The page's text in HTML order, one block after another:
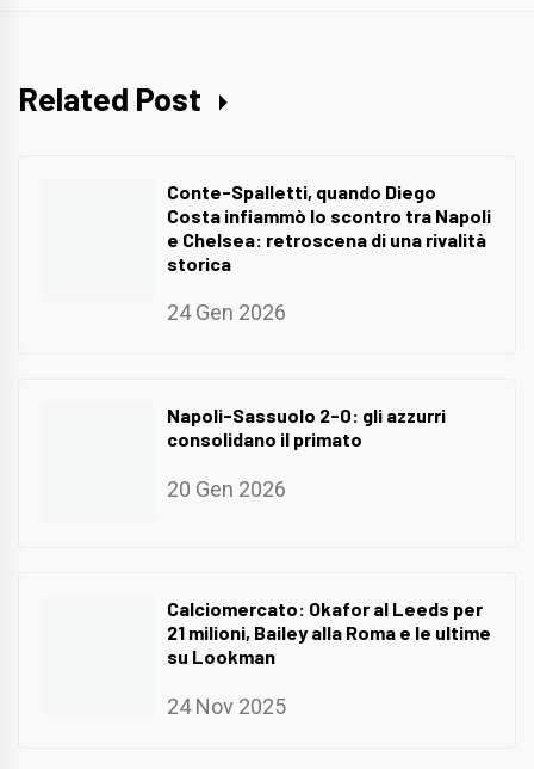
Related Post
Conte-Spalletti, quando Diego
Costa infiammò lo scontro tra Napoli
e Chelsea: retroscena di una rivalità
storica
24 Gen 2026
Napoli-Sassuolo 2-0: gli azzurri
consolidano il primato
20 Gen 2026
Calciomercato: Okafor al Leeds per
21 milioni, Bailey alla Roma e le ultime
su Lookman
24 Nov 2025